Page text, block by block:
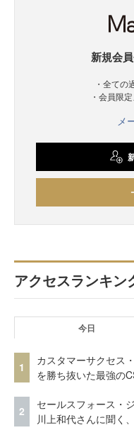
新規会
・全ての
・会員限
メ
アクセスランキン
今日
1
カスタマーサクセス
を勝ち抜いた最強の
2
セールスフォース・
川上和代さんに聞く